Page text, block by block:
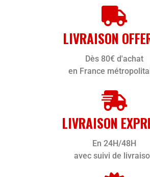
LIVRAISON
Dès 80€ d'achat
en France
LIVRAISON
En 24H/48H
avec suivi de